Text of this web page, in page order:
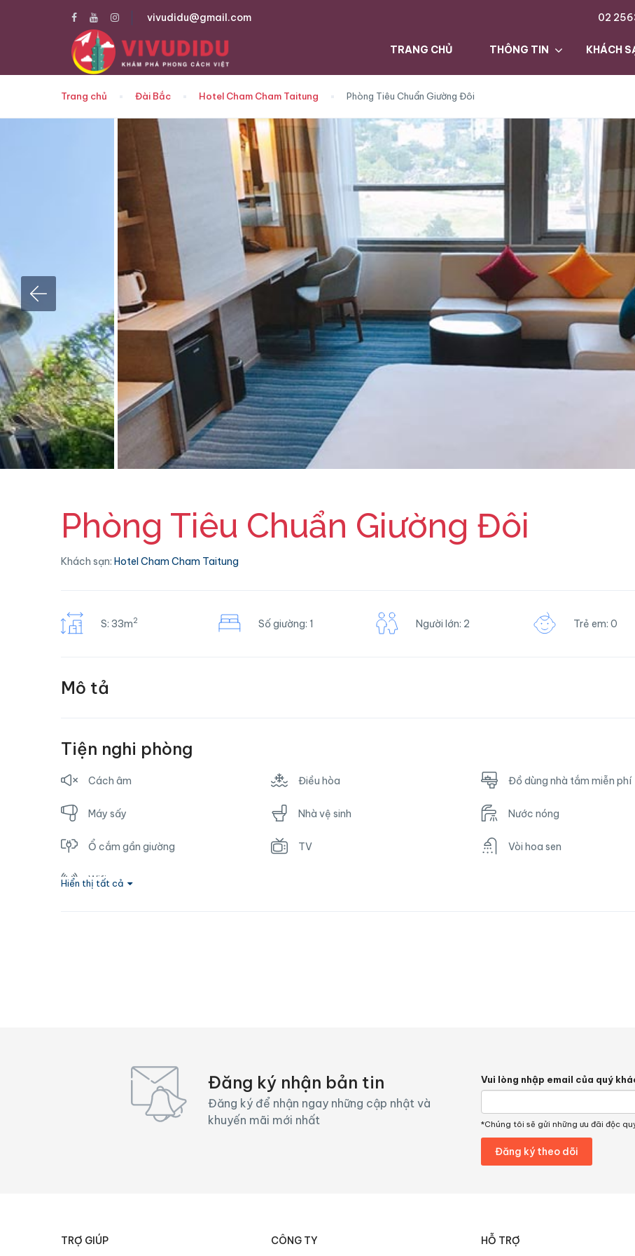
vivudidu@gmail.com 02
TRANG CHỦ THÔNG TIN KHÁCH
Trang chủ Đài Bắc Hotel Cham Cham Taitung Phòng Tiêu Chuẩn Giường Đôi
Phòng Tiêu Chuẩn Giường Đôi
Khách sạn: Hotel Cham Cham Taitung
S: 33m2 Số giường: 1 Người lớn: 2 Trẻ em: 0
Mô tả
Tiện nghi phòng
Cách âm Điều hòa Đồ dùng nhà tắm miễn phí
Máy sấy Nhà vệ sinh Nước nóng
Ổ cắm gần giường TV Vòi hoa sen
Wifi
Hiển thị tất cả
Đăng ký nhận bản tin
Đăng ký để nhận ngay những cập nhật và
khuyến mãi mới nhất
Vui lòng nhập email của quý
*Chúng tôi sẽ gửi những ưu đãi độc
TRỢ GIÚP CÔNG TY HỖ TRỢ